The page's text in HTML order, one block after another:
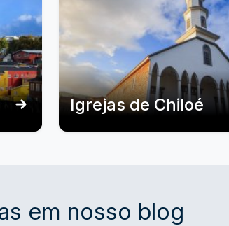
Igrejas de Chiloé
em nosso blog